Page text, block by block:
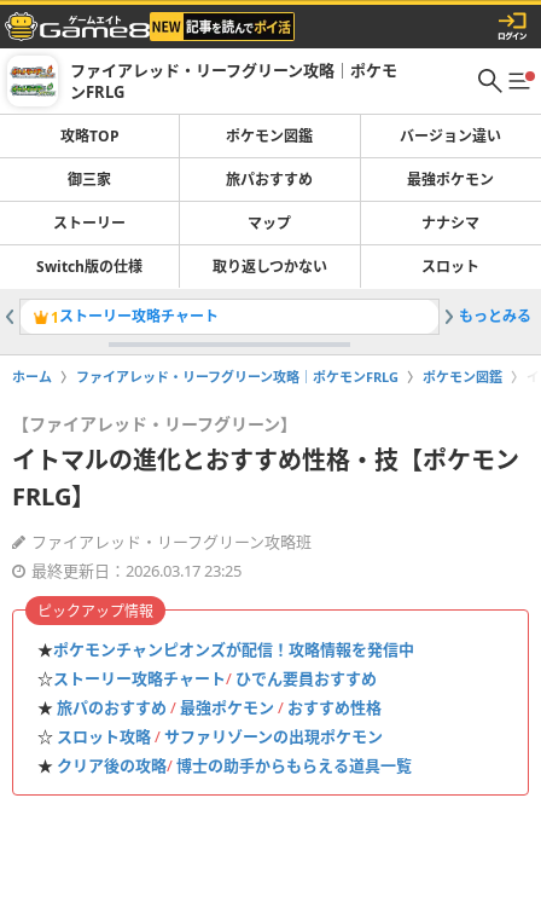
ファイアレッド・リーフグリーン攻略｜ポケモ
ンFRLG
攻略TOP ポケモン図鑑 バージョン違い
御三家 旅パおすすめ 最強ポケモン
ストーリー マップ ナナシマ
Switch版の仕様 取り返しつかない スロット
1ストーリー攻略チャート 2マップ一
もっとみる
ホーム ファイアレッド・リーフグリーン攻略｜ポケモンFRLG ポケモン図鑑
【ファイアレッド・リーフグリーン】
イトマルの進化とおすすめ性格・技【ポケモン
FRLG】
ファイアレッド・リーフグリーン攻略班
最終更新日：2026.03.17 23:25
★ポケモンチャンピオンズが配信！攻略情報を発信中
☆ストーリー攻略チャート/ ひでん要員おすすめ
★旅パのおすすめ /最強ポケモン / おすすめ性格
☆ スロット攻略/サファリゾーンの出現ポケモン
★ クリア後の攻略/博士の助手からもらえる道具一覧
ピックアップ情報